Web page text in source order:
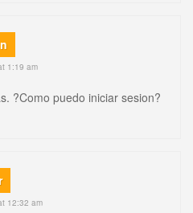
1:19 am
?Como puedo iniciar sesion?
12:32 am